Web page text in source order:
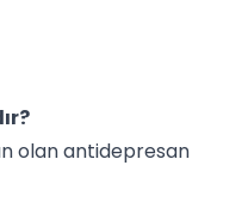
olan antidepresan